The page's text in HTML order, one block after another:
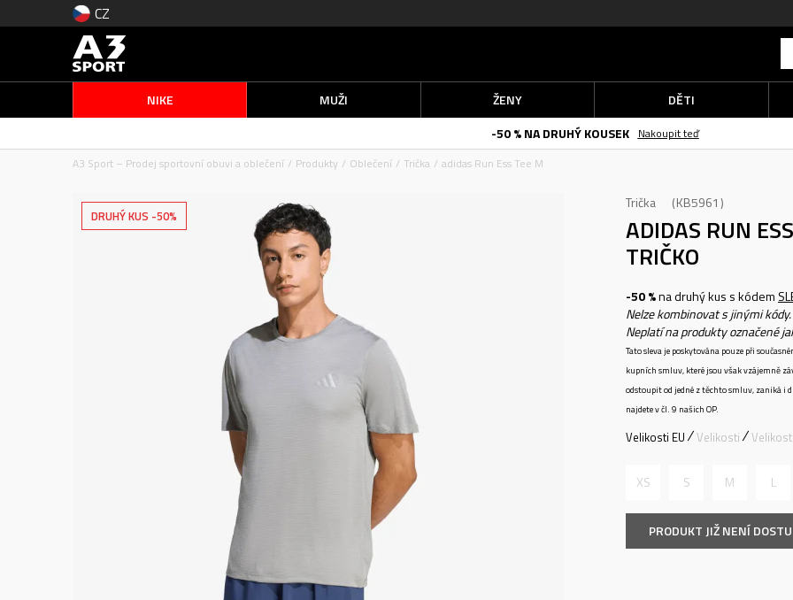
CZ
NIKE MUŽI ŽENY
DĚTI
-50 % NA DRUHÝ KOUSEK
Nakoupit teď
A3 Sport – Prodej sportovní obuvi a oblečení
Produkty Oblečení Trička adidas Run Ess Tee M
DRUHÝ KUS -50%
Trička KB5961
ADIDAS RUN
TRIČKO
-50 %na druhý kus s kódem
Nelze kombinovat s jinými kódy.
Neplatí na produkty označené
Tato sleva je poskytována pouze při
kupních smluv, které jsou však vzájemně
odstoupit od jedné z těchto smluv, zaniká i
najdete v čl. 9 našich OP.
Velikosti EU Velikosti
XS S M L
PRODUKT JIŽ NENÍ